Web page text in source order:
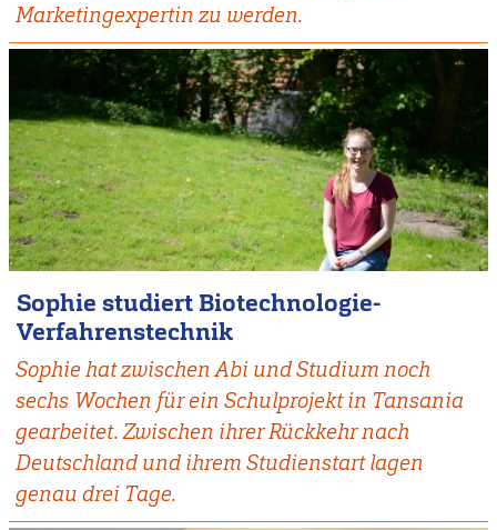
Marketingexpertin zu werden.
Sophie studiert Biotechnologie-
Verfahrenstechnik
Sophie hat zwischen Abi und Studium noch
sechs Wochen für ein Schulprojekt in Tansania
gearbeitet. Zwischen ihrer Rückkehr nach
Deutschland und ihrem Studienstart lagen
genau drei Tage.